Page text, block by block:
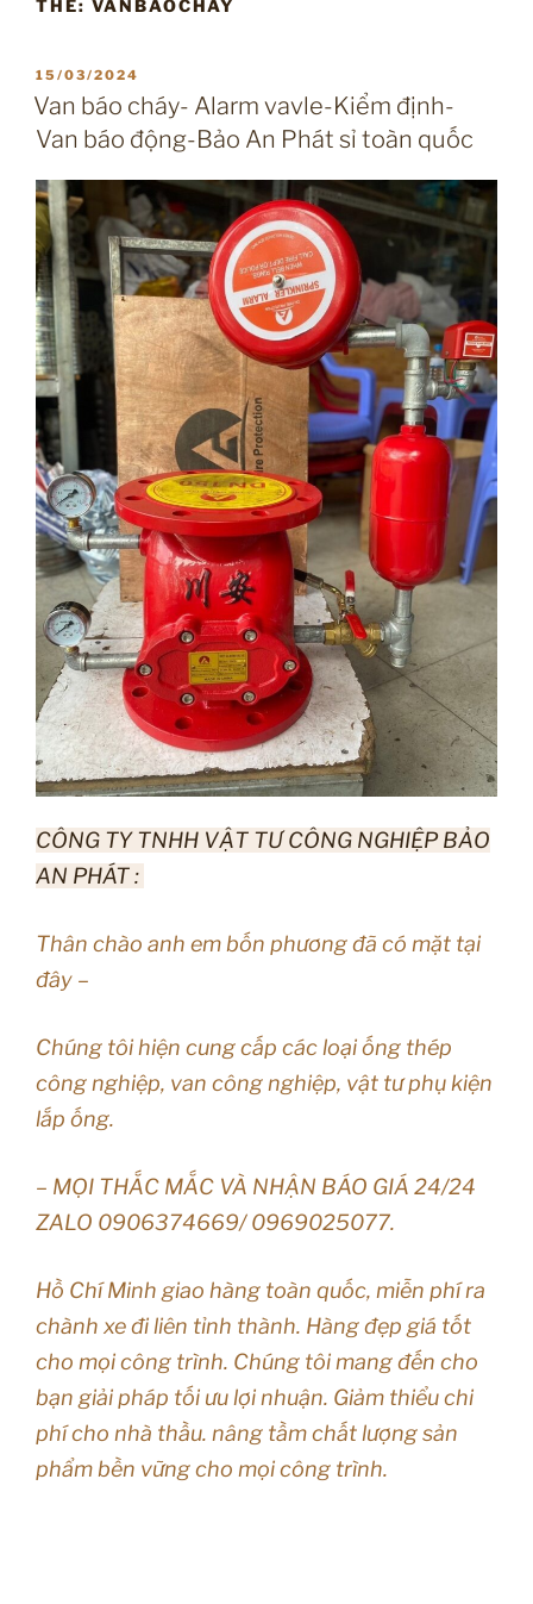
THẺ: VANBAOCHAY
ĐĂNG
TRONG
15/03/2024
Van báo cháy- Alarm vavle-Kiểm định-
Van báo động-Bảo An Phát sỉ toàn quốc
CÔNG TY TNHH VẬT TƯ CÔNG NGHIỆP BẢO
AN PHÁT :
Thân chào anh em bốn phương đã có mặt tại
đây –
Chúng tôi hiện cung cấp các loại ống thép
công nghiệp, van công nghiệp, vật tư phụ kiện
lắp ống.
– MỌI THẮC MẮC VÀ NHẬN BÁO GIÁ 24/24
ZALO 0906374669/ 0969025077.
Hồ Chí Minh giao hàng toàn quốc, miễn phí ra
chành xe đi liên tỉnh thành. Hàng đẹp giá tốt
cho mọi công trình. Chúng tôi mang đến cho
bạn giải pháp tối ưu lợi nhuận. Giảm thiểu chi
phí cho nhà thầu. nâng tầm chất lượng sản
phẩm bền vững cho mọi công trình.